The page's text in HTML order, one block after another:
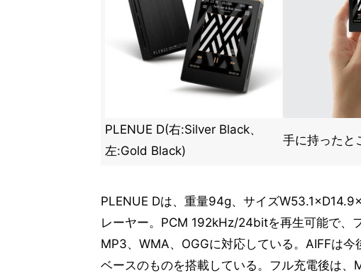
PLENUE D(右:Silver Black、
左:Gold Black)
手に持ったと
PLENUE Dは、重量94g、サイズ
レーヤー。PCM 192kHz/24bitを再生可能で、
MP3、WMA、OGGに対応している。AIFFは
ベースのものを搭載している。フル充電後は